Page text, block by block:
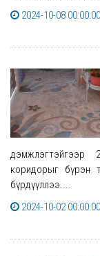
2024-10-08 00:00:00
дэмжлэгтэйгээр
коридорыг бүрэн
бүрдүүллээ....
2024-10-02 00:00:00